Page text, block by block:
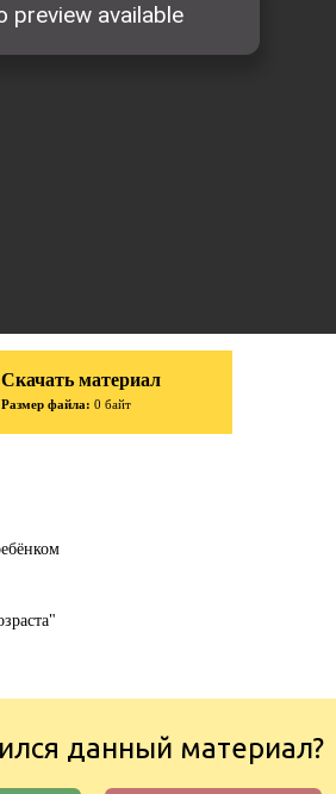
Скачать материал
Размер файла: 0 байт
данный материал?